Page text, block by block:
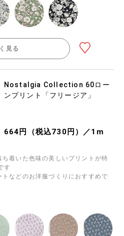
見る
Nostalgia Collection 60ロー
ンプリント「フリージア」
664円（税込730円）／1m
着いた色味の美しいプリントが特
す
などのお洋服づくりにおすすめで